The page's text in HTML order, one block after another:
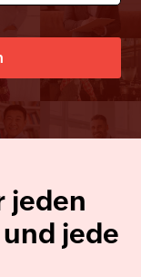
jeden
jede